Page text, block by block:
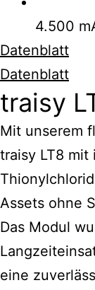
4.500
Datenblatt
Datenblatt
traisy
Mit unserem
traisy LT8
Assets ohne
Das Modul
eine